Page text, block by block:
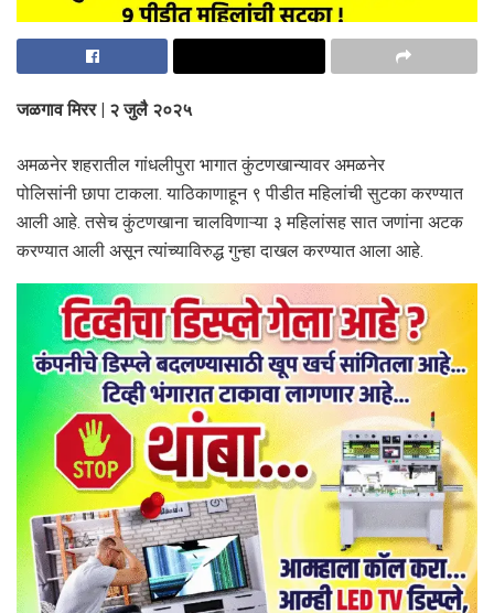
जळगाव मिरर | २ जुलै २०२५
अमळनेर शहरातील गांधलीपुरा भागात कुंटणखान्यावर अमळनेर
पोलिसांनी छापा टाकला. याठिकाणाहून ९ पीडीत महिलांची सुटका करण्यात
आली आहे. तसेच कुंटणखाना चालविणाऱ्या ३ महिलांसह सात जणांना अटक
करण्यात आली असून त्यांच्याविरुद्ध गुन्हा दाखल करण्यात आला आहे.